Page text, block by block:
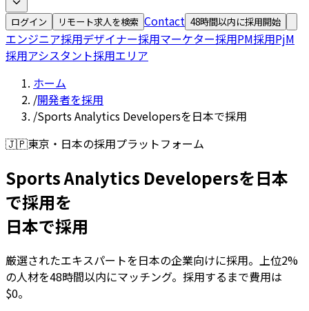
ログイン リモート求人を検索 Contact 48時間以内に採用開始
エンジニア採用デザイナー採用マーケター採用PM採用PjM
採用アシスタント採用エリア
ホーム
/開発者を採用
/Sports Analytics Developersを日本で採用
🇯🇵東京・日本の採用プラットフォーム
Sports Analytics Developersを日本
で採用を
日本で採用
厳選されたエキスパートを日本の企業向けに採用。上位2%
の人材を48時間以内にマッチング。採用するまで費用は
$0。